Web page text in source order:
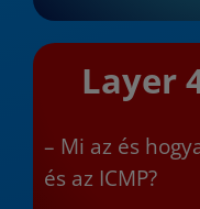
Layer
– Mi az és
és az ICMP?